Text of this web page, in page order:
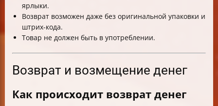
ярлыки.
Возврат возможен даже без оригинальной упаковки и
штрих-кода.
Товар не должен быть в употреблении.
Возврат и возмещение денег
Как происходит возврат денег